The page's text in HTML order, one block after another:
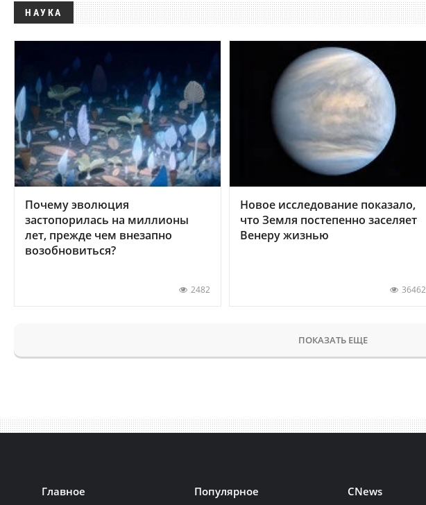
НАУКА
Почему эволюция
застопорилась на миллионы
лет, прежде чем внезапно
возобновиться?
2482
Новое исследование показало,
что Земля постепенно заселяет
Венеру жизнью
36462
ПОКАЗАТЬ ЕЩЕ
Главное Популярное CNews